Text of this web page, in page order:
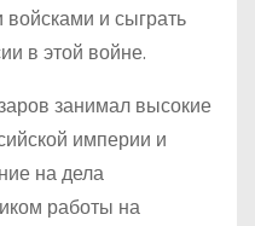
и сыграть
в этой войне.
занимал высокие
империи и
на дела
работы на